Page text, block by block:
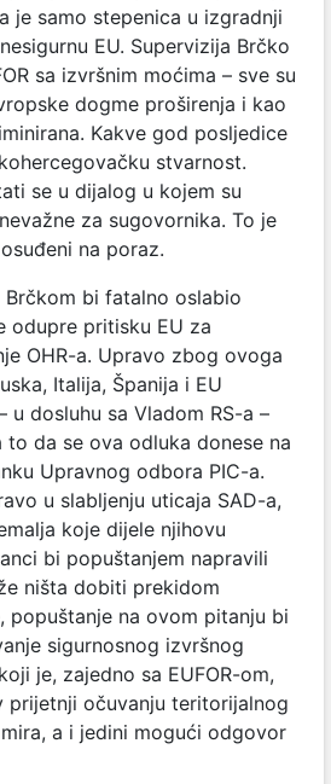
je samo stepenica u izgradnji
EU. Supervizija Brčko
sa izvršnim moćima – sve su
dogme proširenja i kao
Kakve god posljedice
stvarnost.
se u dijalog u kojem su
za sugovornika. To je
na poraz.
Brčkom bi fatalno oslabio
odupre pritisku EU za
OHR-a. Upravo zbog ovoga
Italija, Španija i EU
u dosluhu sa Vladom RS-a –
da se ova odluka donese na
Upravnog odbora PIC-a.
u slabljenju uticaja SAD-a,
koje dijele njihovu
bi popuštanjem napravili
ništa dobiti prekidom
popuštanje na ovom pitanju bi
sigurnosnog izvršnog
je, zajedno sa EUFOR-om,
prijetnji očuvanju teritorijalnog
a i jedini mogući odgovor